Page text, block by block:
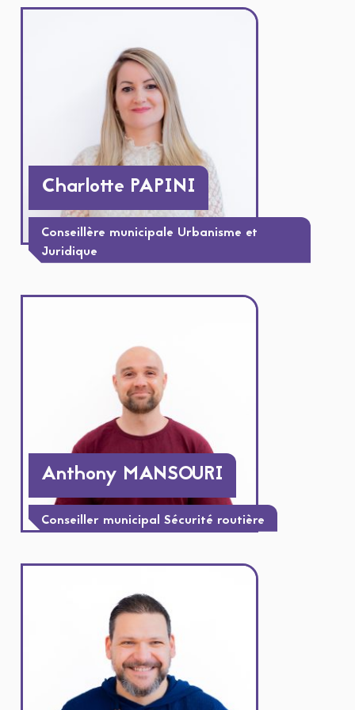
Charlotte PAPINI
Conseillère municipale Urbanisme et
Juridique
Anthony MANSOURI
Conseiller municipal Sécurité routière